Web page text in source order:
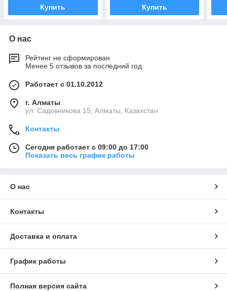
Купить Купить
О нас
Рейтинг не сформирован
Менее 5 отзывов за последний год
Работает с 01.10.2012
г. Алматы
ул. Садовникова 15, Алматы, Казахстан
Контакты
Сегодня работает с 09:00 до 17:00
Показать весь график работы
О нас
Контакты
Доставка и оплата
График работы
Полная версия сайта